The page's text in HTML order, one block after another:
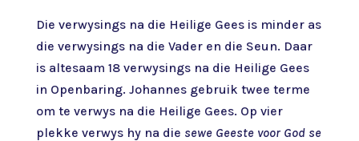
Die verwysings na die Heilige Gees is minder as
die verwysings na die Vader en die Seun. Daar
is altesaam 18 verwysings na die Heilige Gees
in Openbaring. Johannes gebruik twee terme
om te verwys na die Heilige Gees. Op vier
plekke verwys hy na die sewe Geeste voor God se